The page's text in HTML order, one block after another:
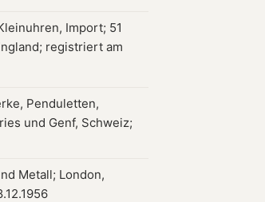
Import; 51
registriert am
Penduletten,
und Genf, Schweiz;
Metall; London,